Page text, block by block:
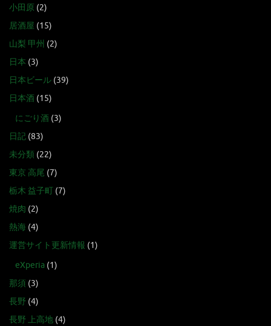
小田原 (2)
居酒屋 (15)
山梨 甲州 (2)
日本 (3)
日本ビール (39)
日本酒 (15)
にごり酒 (3)
日記 (83)
未分類 (22)
東京 高尾 (7)
栃木 益子町 (7)
焼肉 (2)
熱海 (4)
運営サイト更新情報 (1)
eXperia (1)
那須 (3)
長野 (4)
長野 上高地 (4)